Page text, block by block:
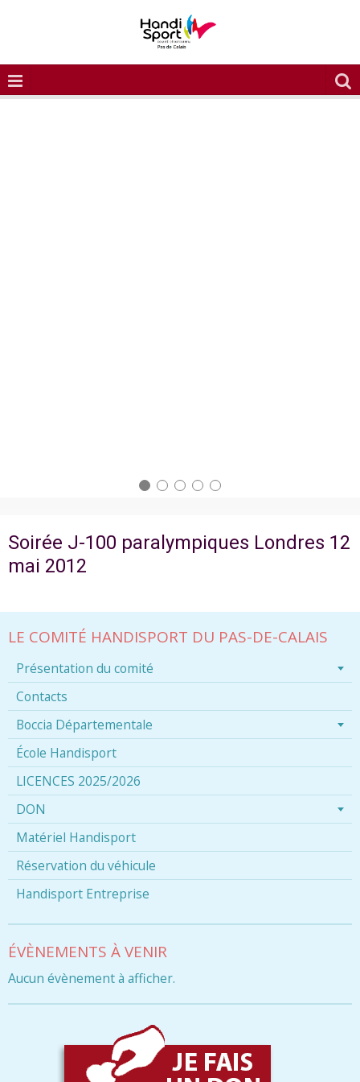
Soirée J-100 paralympiques Londres 12
mai 2012
LE COMITÉ HANDISPORT DU PAS-DE-CALAIS
Présentation du comité
Contacts
Boccia Départementale
École Handisport
LICENCES 2025/2026
DON
Matériel Handisport
Réservation du véhicule
Handisport Entreprise
ÉVÈNEMENTS À VENIR
Aucun évènement à afficher.